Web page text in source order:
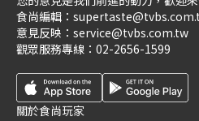
食尚編輯：
意見反映： service@tvbs.com.tw
觀眾服務專線： 02-2656-1599
關於食尚玩家